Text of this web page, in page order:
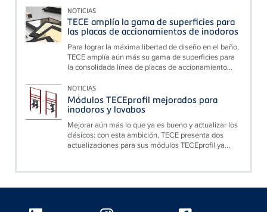
NOTICIAS
TECE amplía la gama de superficies para
las placas de accionamientos de inodoros
Para lograr la máxima libertad de diseño en el baño,
TECE amplía aún más su gama de superficies para
la consolidada línea de placas de accionamiento...
NOTICIAS
Módulos TECEprofil mejorados para
inodoros y lavabos
Mejorar aún más lo que ya es bueno y actualizar los
clásicos: con esta ambición, TECE presenta dos
actualizaciones para sus módulos TECEprofil ya...
Floating